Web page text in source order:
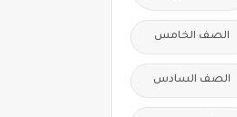
الصف الخامس
الصف السادس